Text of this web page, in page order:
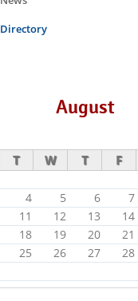
Directory
August
T W T F
4 5 6 7
11 12 13 14
18 19 20 21
25 26 27 28